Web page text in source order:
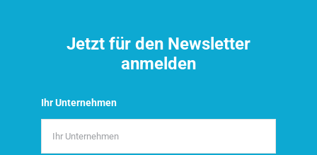
Jetzt für den Newsletter
anmelden
Ihr Unternehmen